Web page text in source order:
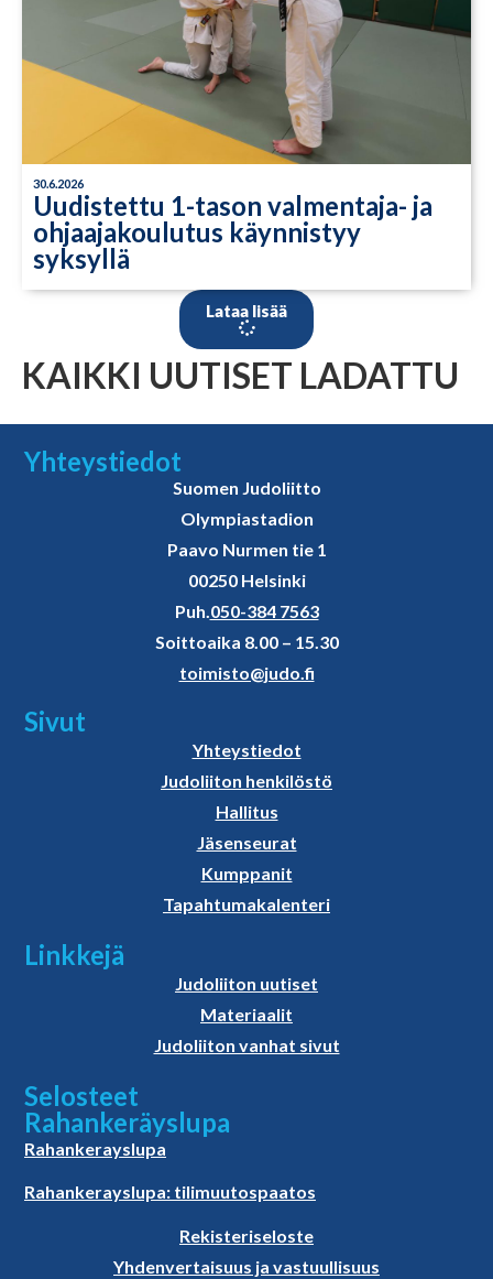
30.6.2026
Uudistettu 1-tason valmentaja- ja
ohjaajakoulutus käynnistyy
syksyllä
Lataa lisää
KAIKKI UUTISET LADATTU
Yhteystiedot
Suomen Judoliitto
Olympiastadion
Paavo Nurmen tie 1
00250 Helsinki
Puh.050-384 7563
Soittoaika 8.00 – 15.30
toimisto@judo.fi
Sivut
Yhteystiedot
Judoliiton henkilöstö
Hallitus
Jäsenseurat
Kumppanit
Tapahtumakalenteri
Linkkejä
Judoliiton uutiset
Materiaalit
Judoliiton vanhat sivut
Selosteet
Rahankeräyslupa
Rahankerayslupa
Rahankerayslupa: tilimuutospaatos
Rekisteriseloste
Yhdenvertaisuus ja vastuullisuus